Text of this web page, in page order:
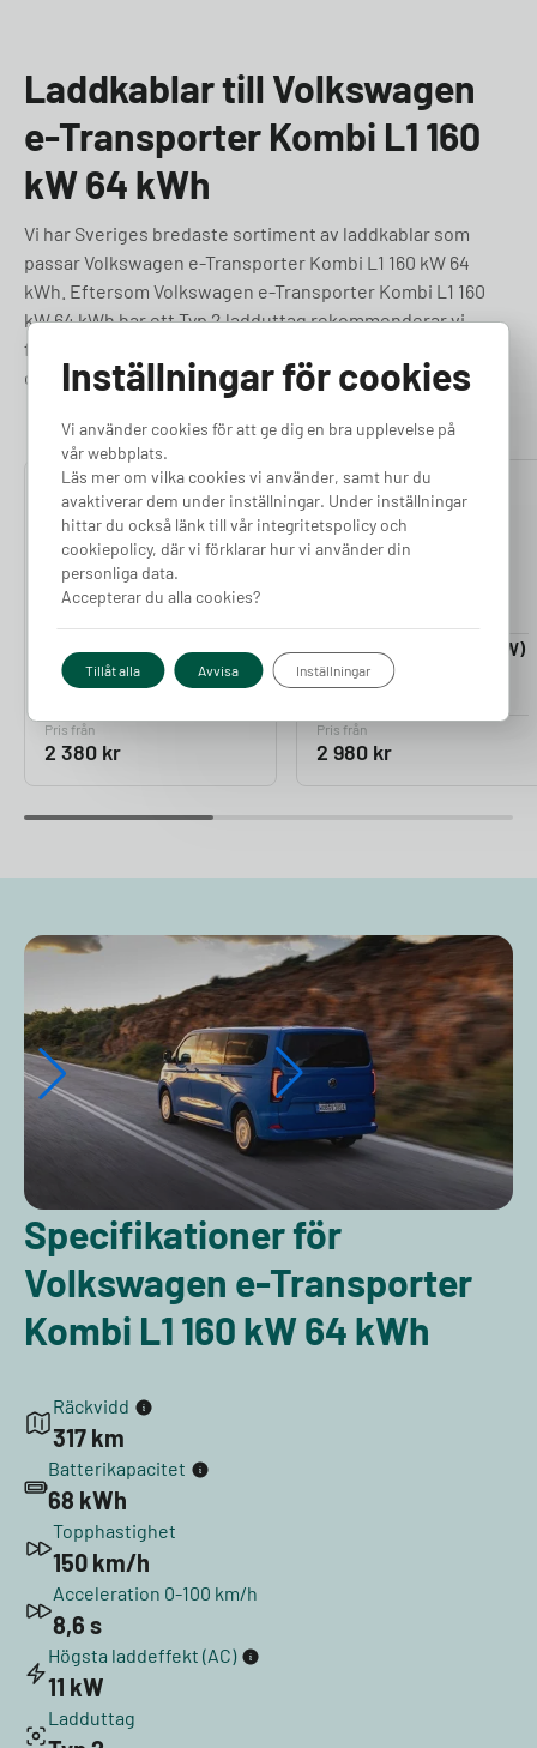
Laddkablar till Volkswagen
e-Transporter Kombi L1 160
kW 64 kWh
Vi har Sveriges bredaste sortiment av laddkablar som
passar Volkswagen e-Transporter Kombi L1 160 kW 64
kWh. Eftersom Volkswagen e-Transporter Kombi L1 160
kW 64 kWh har ett Typ 2 ladduttag rekommenderar vi
följande laddkablar. Du kan alltid kontakta vår support om
du känner dig osäker.
Laddkabel 5-20m (11kW)
Finns i lager
Pris från
2 380 kr
Laddkabel 5-20m (22kW)
Finns i lager
Pris från
2 980 kr
Specifikationer för
Volkswagen e-Transporter
Kombi L1 160 kW 64 kWh
Räckvidd
317 km
Batterikapacitet
68 kWh
Topphastighet
150 km/h
Acceleration 0-100 km/h
8,6 s
Högsta laddeffekt (AC)
11 kW
Ladduttag
Inställningar för cookies
Vi använder cookies för att ge dig en bra upplevelse på
vår webbplats.
Läs mer om vilka cookies vi använder, samt hur du
avaktiverar dem under inställningar. Under inställningar
hittar du också länk till vår integritetspolicy och
cookiepolicy, där vi förklarar hur vi använder din
personliga data.
Accepterar du alla cookies?
Tillåt alla Avvisa Inställningar